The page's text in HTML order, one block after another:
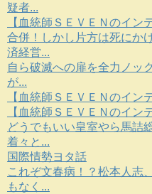
疑者...
【血統師ＳＥＶＥＮのイン
合併！しかし片方は死にか
済経営...
自ら破滅への扉を全力ノッ
が...
【血統師ＳＥＶＥＮのイン
【血統師ＳＥＶＥＮのイン
どうでもいい皇室やら馬詰
着々と...
国際情勢ヨタ話
これぞ文春病！？松本人志
もなく...